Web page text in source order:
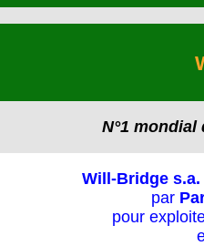
N°1
Will-Bridge s.a.
par
pour